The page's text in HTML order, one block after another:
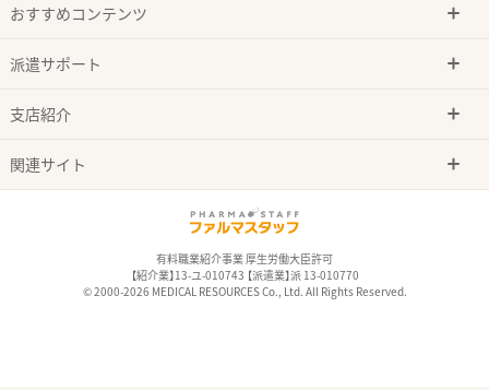
おすすめコンテンツ
派遣サポート
支店紹介
関連サイト
有料職業紹介事業 厚生労働大臣許可
【紹介業】13-ユ-010743 【派遣業】派 13-010770
© 2000-2026 MEDICAL RESOURCES Co., Ltd. All Rights Reserved.